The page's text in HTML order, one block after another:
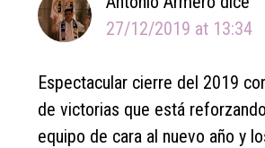
27/12/2019 at 13:34
Espectacular cierre del 2019
de victorias que está
equipo de cara al nuevo año y